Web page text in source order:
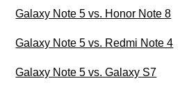
Galaxy Note 5 vs. Honor Note 8
Galaxy Note 5 vs. Redmi Note 4
Galaxy Note 5 vs. Galaxy S7